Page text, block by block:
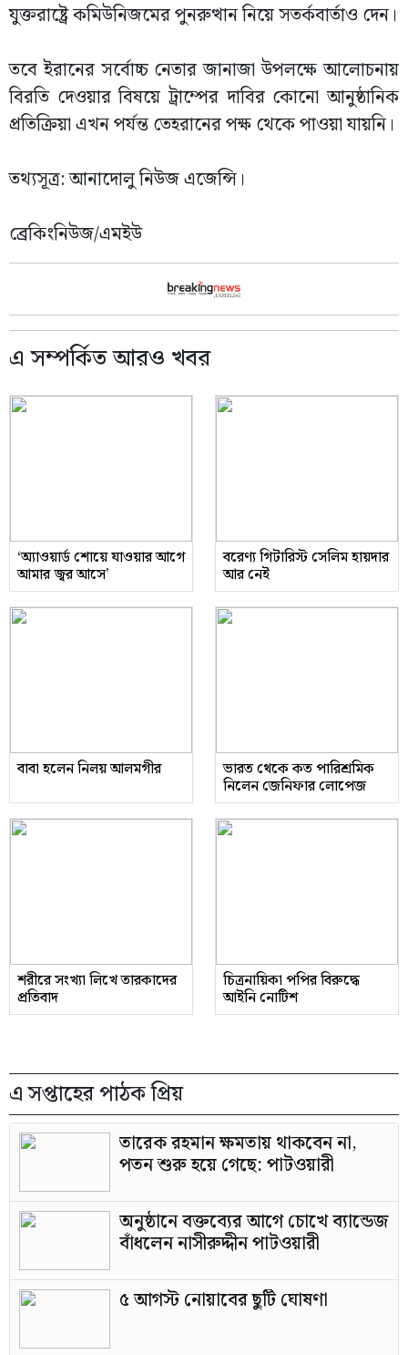
যুক্তরাষ্ট্রে কমিউনিজমের পুনরুত্থান নিয়ে সতর্কবার্তাও দেন।
তবে ইরানের সর্বোচ্চ নেতার জানাজা উপলক্ষে আলোচনায়
বিরতি দেওয়ার বিষয়ে ট্রাম্পের দাবির কোনো আনুষ্ঠানিক
প্রতিক্রিয়া এখন পর্যন্ত তেহরানের পক্ষ থেকে পাওয়া যায়নি।
তথ্যসূত্র: আনাদোলু নিউজ এজেন্সি।
ব্রেকিংনিউজ/এমইউ
এ সম্পর্কিত আরও খবর
‘অ্যাওয়ার্ড শোয়ে যাওয়ার আগে
আমার জ্বর আসে’
বরেণ্য গিটারিস্ট সেলিম হায়দার
আর নেই
বাবা হলেন নিলয় আলমগীর ভারত থেকে কত পারিশ্রমিক
নিলেন জেনিফার লোপেজ
শরীরে সংখ্যা লিখে তারকাদের
প্রতিবাদ
চিত্রনায়িকা পপির বিরুদ্ধে
আইনি নোটিশ
এ সপ্তাহের পাঠক প্রিয়
তারেক রহমান ক্ষমতায় থাকবেন না,
পতন শুরু হয়ে গেছে: পাটওয়ারী
অনুষ্ঠানে বক্তব্যের আগে চোখে ব্যান্ডেজ
বাঁধলেন নাসীরুদ্দীন পাটওয়ারী
৫ আগস্ট নোয়াবের ছুটি ঘোষণা